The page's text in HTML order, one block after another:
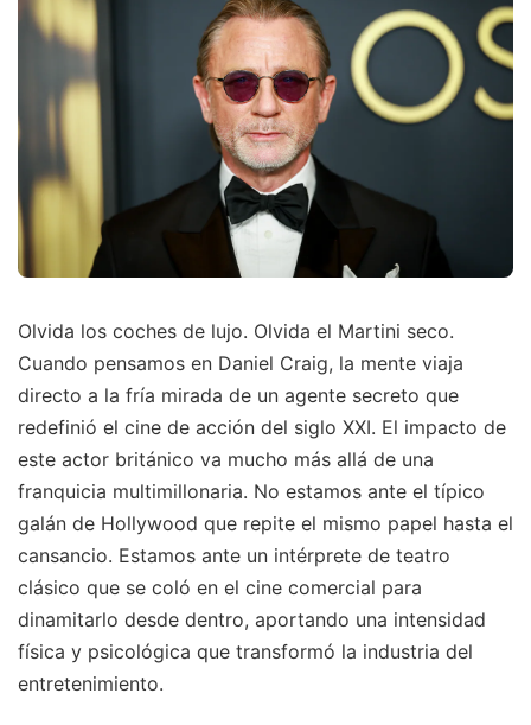
Olvida los coches de lujo. Olvida el Martini seco.
Cuando pensamos en Daniel Craig, la mente viaja
directo a la fría mirada de un agente secreto que
redefinió el cine de acción del siglo XXI. El impacto de
este actor británico va mucho más allá de una
franquicia multimillonaria. No estamos ante el típico
galán de Hollywood que repite el mismo papel hasta el
cansancio. Estamos ante un intérprete de teatro
clásico que se coló en el cine comercial para
dinamitarlo desde dentro, aportando una intensidad
física y psicológica que transformó la industria del
entretenimiento.